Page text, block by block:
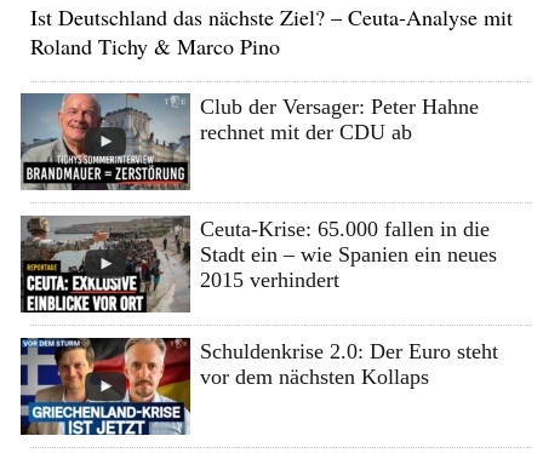
Ist Deutschland das nächste Ziel? – Ceuta-Analyse mit
Roland Tichy & Marco Pino
Club der Versager: Peter Hahne
rechnet mit der CDU ab
Ceuta-Krise: 65.000 fallen in die
Stadt ein – wie Spanien ein neues
2015 verhindert
Schuldenkrise 2.0: Der Euro steht
vor dem nächsten Kollaps